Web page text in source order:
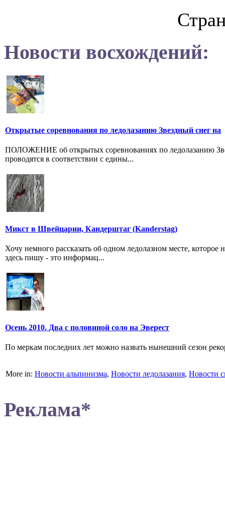
Новости восхождений:
Открытые соревнования по ледолазанию Звездный снег на
ПОЛОЖЕНИЕ об открытых соревнованиях по ледолазанию
проводятся в соответствии с едины...
Микст в Швейцарии, Кандерштаг (Kanderstag)
Хочу немного рассказать об одном ледолазном месте,
здесь пишу - это информац...
Осень 2010. Два с половиной соло на Эверест
По меркам последних лет можно назвать нынешний сезон
More in: Новости альпинизма, Новости ледолазания, Новости
Реклама*